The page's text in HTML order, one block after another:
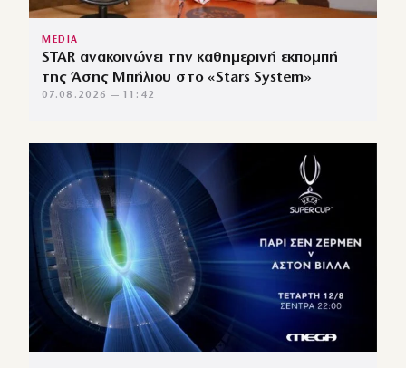
MEDIA
STAR ανακοινώνει την καθημερινή εκπομπή
της Άσης Μπήλιου στο «Stars System»
07.08.2026 — 11:42